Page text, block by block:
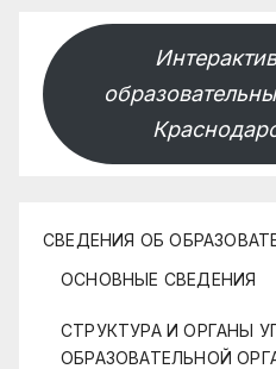
СВЕДЕНИЯ ОБ
ОСНОВНЫЕ СВЕДЕНИЯ
СТРУКТУРА И ОРГАНЫ
ОБРАЗОВАТЕЛЬНОЙ